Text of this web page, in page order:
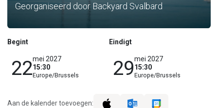
Georganiseerd door Backyard Svalbard
Begint
22mei 2027
15:30
Europe/Brussels
Eindigt
29mei 2027
15:30
Europe/Brussels
Aan de kalender toevoegen: